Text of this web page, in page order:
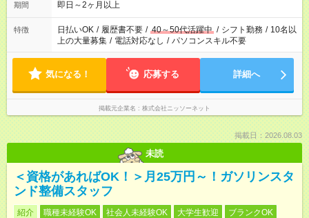
期間 即日～2ヶ月以上
特徴 日払いOK / 履歴書不要 / 40～50代活躍中 / シフト勤務 / 10名以
上の大量募集 / 電話対応なし / パソコンスキル不要
気になる！ 応募する 詳細へ
掲載元企業名 株式会社ニッソーネット
掲載日：2026.08.03
未読
＜資格があればOK！＞月25万円～！ガソリンスタ
ンド整備スタッフ
紹介 職種未経験OK 社会人未経験OK 大学生歓迎
ブランクOK